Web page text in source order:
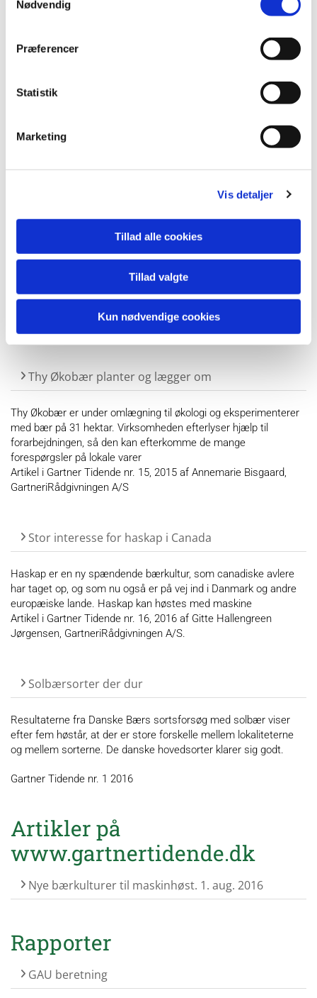
Nødvendig
Præferencer
Statistik
Marketing
Vis detaljer
Tillad alle cookies
Tillad valgte
Kun nødvendige cookies
Kort notits i Gartner Tidende nr. 1 2015. Hele artiklen findes her.
Det er aldrig for sent at plante
Poul Børge Jensen vil slutte sin karriere som frugtavler kun med
surkirsebær i plantagen, hvor de sidste 16 hektar netop er
Artikel i Gartner Tidende nr. 15, 2015, af Annemarie Bisgaard,
3. Industribær
Afprøvning af nye bærkulturer til maskinhøst
Opstartsmøde Danbær 22. oktober 2015.
Præsentation af Hanne Lindhard, GartneriRådgivningen A/S
Thy Økobær planter og lægger om
Thy Økobær er under omlægning til økologi og eksperimenterer
med bær på 31 hektar. Virksomheden efterlyser hjælp til
forarbejdningen, så den kan efterkomme de mange
forespørgsler på lokale varer
Artikel i Gartner Tidende nr. 15, 2015 af Annemarie Bisgaard,
GartneriRådgivningen A/S
Stor interesse for haskap i Canada
Haskap er en ny spændende bærkultur, som canadiske avlere
har taget op, og som nu også er på vej ind i Danmark og andre
europæiske lande. Haskap kan høstes med maskine
Artikel i Gartner Tidende nr. 16, 2016 af Gitte Hallengreen
Jørgensen, GartneriRådgivningen A/S.
Solbærsorter der dur
Resultaterne fra Danske Bærs sortsforsøg med solbær viser
efter fem høstår, at der er store forskelle mellem lokaliteterne
og mellem sorterne. De danske hovedsorter klarer sig godt.
Gartner Tidende nr. 1 2016
Artikler på
www.gartnertidende.dk
Nye bærkulturer til maskinhøst. 1. aug. 2016
Rapporter
GAU beretning